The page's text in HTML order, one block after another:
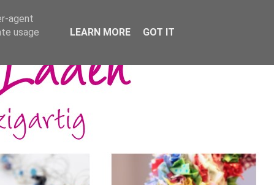
agent
usage
LEARN MORE GOT IT